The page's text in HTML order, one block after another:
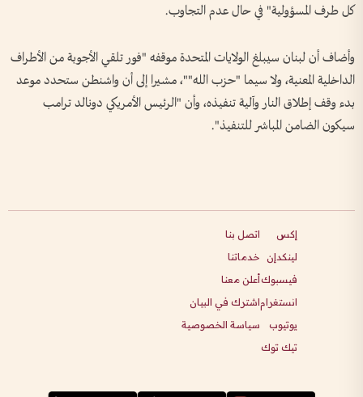
كل طرف المسؤولية" في حال عدم التجاوب.
وأضاف أن لبنان سيبلغ الولايات المتحدة موقفه "فور تلقي الأجوبة من الأطراف
الداخلية المعنية، ولا سيما "حزب الله""، مشيرا إلى أن واشنطن ستحدد موعد
بدء وقف إطلاق النار وآلية تنفيذه، وأن "الرئيس الأمريكي دونالد ترامب
سيكون الضامن المباشر للتنفيذ".
إكس
لينكدإن
فيسبوك
انستغرام
يوتيوب
تيك توك
اتصل بنا
خدماتنا
أعلن معنا
اشترك في البيان
سياسة الخصوصية